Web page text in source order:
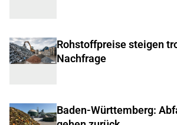
Rohstoffpreise steigen
Nachfrage
Baden-Württemberg: